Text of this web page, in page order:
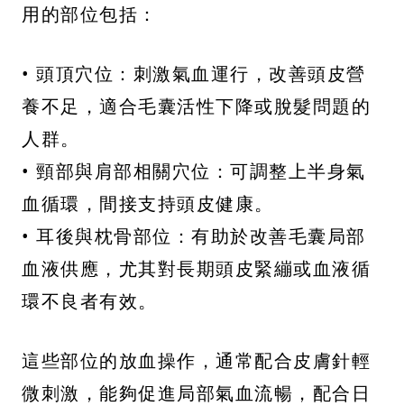
用的部位包括：
• 頭頂穴位：刺激氣血運行，改善頭皮營
養不足，適合毛囊活性下降或脫髮問題的
人群。
• 頸部與肩部相關穴位：可調整上半身氣
血循環，間接支持頭皮健康。
• 耳後與枕骨部位：有助於改善毛囊局部
血液供應，尤其對長期頭皮緊繃或血液循
環不良者有效。
這些部位的放血操作，通常配合皮膚針輕
微刺激，能夠促進局部氣血流暢，配合日